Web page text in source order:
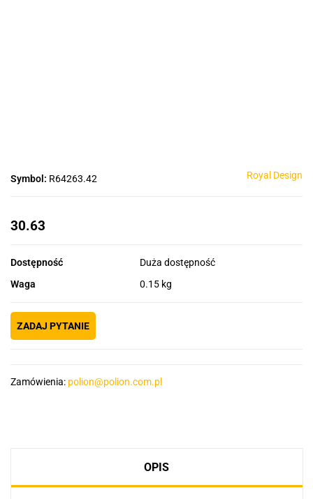
Symbol: R64263.42 Royal Design
30.63
Dostępność
Duża dostępność
Waga
0.15 kg
ZADAJ PYTANIE
Zamówienia: polion@polion.com.pl
OPIS